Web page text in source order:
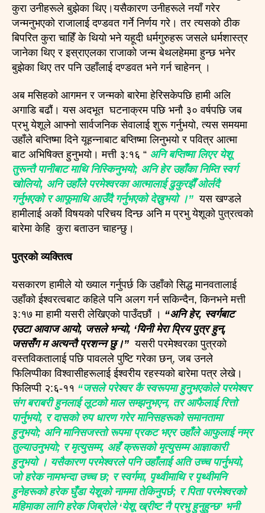
कुरा उनीहरूले बुझेका थिए।यसैकारण उनीहरूले नयाँ गरेर
जन्मनुभएको राजालाई दण्डवत गर्ने निर्णय गरे। तर त्यसको ठीक
बिपरित कुरा चाहिँ के थियो भने यहूदी धर्मगुरुहरू जसले धर्मशास्त्र
जानेका थिए र इस्राएलका राजाको जन्म बेथलहेममा हुन्छ भनेर
बुझेका थिए तर पनि उहाँलाई दण्डवत भने गर्न चाहेनन् ।
अब मसिहको आगमन र जन्मको बारेमा हेरिसकेपछि हामी अलि
अगाडि बढौं। यस अदभूत घटनाक्रम पछि भनौ ३० वर्षपछि जब
प्रभु येशूले आफ्नो सार्वजनिक सेवालाई शुरू गर्नुभयो, त्यस समयमा
उहाँले बप्तिष्मा दिने यूहन्नाबाट बप्तिष्मा लिनुभयो र पवित्र आत्मा
बाट अभिषिक्त हुनुभयो। मत्ती ३:१६ “ अनि बप्तिष्मा लिएर येशू
तुरून्तै पानीबाट माथि निस्किनुभयो; अनि हेर उहाँका निम्ति स्वर्ग
खोलियो, अनि उहाँले परमेश्वरका आत्मालाई ढुकुरझैँ ओर्लदै
गर्नुभएको र आफूमाथि आउँदै गर्नुभएको देख्नुभयो ।” यस खण्डले
हामीलाई अर्को विषयको परिचय दिन्छ अनि म प्रभु येशूको पुत्रत्वको
बारेमा केहि कुरा बताउन चाहन्छु।
पुत्रको व्यक्तित्व
यसकारण हामीले यो ख्याल गर्नुपर्छ कि उहाँको सिद्ध मानवतालाई
उहाँको ईश्वरत्वबाट कहिले पनि अलग गर्न सकिन्दैन, किनभने मत्ती
३:१७ मा हामी यसरी लेखिएको पाउँदछौं । “अनि हेर, स्वर्गबाट
एउटा आवाज आयो, जसले भन्यो, ‘यिनी मेरा प्रिय पुत्र हुन्,
जससँग म अत्यन्तै प्रशन्न छु।” यसरी परमेश्वरका पुत्रको
वस्तविकतालाई पछि पावलले पुष्टि गरेका छन्, जब उनले
फिलिप्पीका विश्वासीहरूलाई ईश्वरीय रहस्यको बारेमा पत्र लेखे।
फिलिप्पी २:६-११ “जसले परेश्वर कै स्वरूपमा हुनुभएकोले परमेश्वर
संग बराबरी हुनलाई लूटको माल सम्झनुभएन, तर आफैलाई रित्तो
पार्नुभयो, र दासको रुप धारण गरेर मानिसहरूको समानतामा
हुनुभयो; अनि मानिसजस्तो रूपमा प्रकट भएर उहाँले आफुलाई नम्र
तुल्याउनुभयो; र मृत्युसम्म, अहँ क्रूसको मृत्युसम्म आज्ञाकारी
हुनुभयो । यसैकारण परमेश्वरले पनि उहाँलाई अति उच्च पार्नुभयो,
जो हरेक नामभन्दा उच्च छ; र स्वर्गमा, पृथ्वीमाथि र पृथ्वीमनि
हुनेहरूको हरेक घुँडा येशूको नाममा तेकिनुपर्छ; र पिता परमेश्वरको
महिमाका लागि हरेक जिब्रोले ‘येशू ख्रीष्ट नै प्रभु हुनुहुन्छ’ भनी